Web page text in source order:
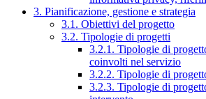
3. Pianificazione, gestione e strategia
3.1. Obiettivi del progetto
3.2. Tipologie di progetti
3.2.1. Tipologie di
coinvolti nel servizio
3.2.2. Tipologie di
3.2.3. Tipologie di